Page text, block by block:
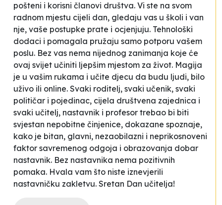
pošteni i korisni članovi društva. Vi ste na svom
radnom mjestu cijeli dan, gledaju vas u školi i van
nje, vaše postupke prate i ocjenjuju. Tehnološki
dodaci i pomagala pružaju samo potporu vašem
poslu. Bez vas nema nijednog zanimanja koje će
ovaj svijet učiniti ljepšim mjestom za život. Magija
je u vašim rukama i učite djecu da budu ljudi, bilo
uživo ili online. Svaki roditelj, svaki učenik, svaki
političar i pojedinac, cijela društvena zajednica i
svaki učitelj, nastavnik i profesor trebao bi biti
svjestan nepobitne činjenice, dokazane spoznaje,
kako je bitan, glavni, nezaobilazni i neprikosnoveni
faktor savremenog odgoja i obrazovanja dobar
nastavnik. Bez nastavnika nema pozitivnih
pomaka. Hvala vam što niste iznevjerili
nastavničku zakletvu. Sretan Dan učitelja!